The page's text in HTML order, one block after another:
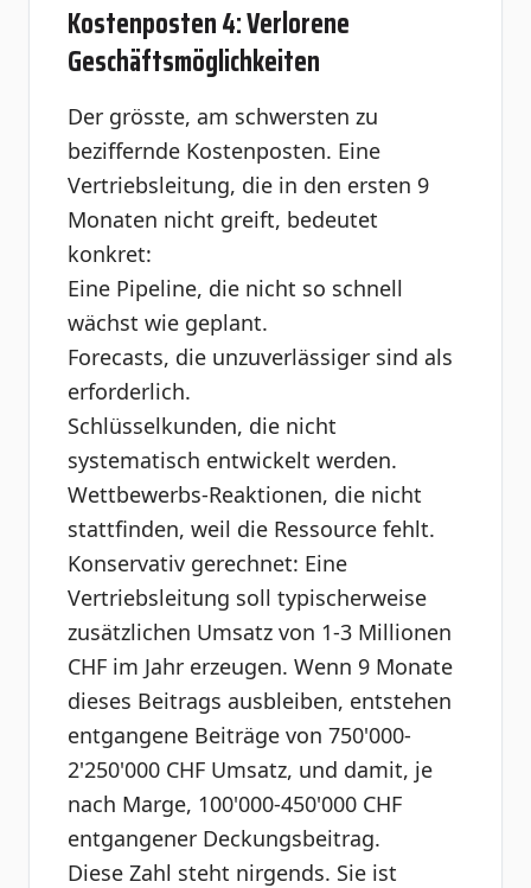
Kostenposten 4: Verlorene
Geschäftsmöglichkeiten
Der grösste, am schwersten zu
beziffernde Kostenposten. Eine
Vertriebsleitung, die in den ersten 9
Monaten nicht greift, bedeutet
konkret:
Eine Pipeline, die nicht so schnell
wächst wie geplant.
Forecasts, die unzuverlässiger sind als
erforderlich.
Schlüsselkunden, die nicht
systematisch entwickelt werden.
Wettbewerbs-Reaktionen, die nicht
stattfinden, weil die Ressource fehlt.
Konservativ gerechnet: Eine
Vertriebsleitung soll typischerweise
zusätzlichen Umsatz von 1-3 Millionen
CHF im Jahr erzeugen. Wenn 9 Monate
dieses Beitrags ausbleiben, entstehen
entgangene Beiträge von 750'000-
2'250'000 CHF Umsatz, und damit, je
nach Marge, 100'000-450'000 CHF
entgangener Deckungsbeitrag.
Diese Zahl steht nirgends. Sie ist